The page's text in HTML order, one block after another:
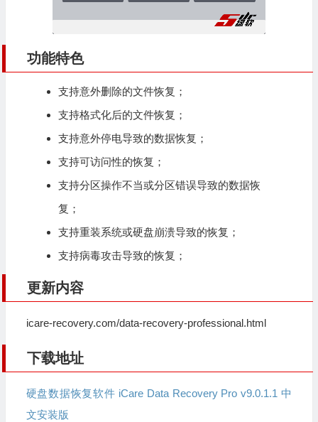
功能特色
支持意外删除的文件恢复；
支持格式化后的文件恢复；
支持意外停电导致的数据恢复；
支持可访问性的恢复；
支持分区操作不当或分区错误导致的数据恢
复；
支持重装系统或硬盘崩溃导致的恢复；
支持病毒攻击导致的恢复；
更新内容
icare-recovery.com/data-recovery-professional.html
下载地址
硬盘数据恢复软件 iCare Data Recovery Pro v9.0.1.1 中
文安装版